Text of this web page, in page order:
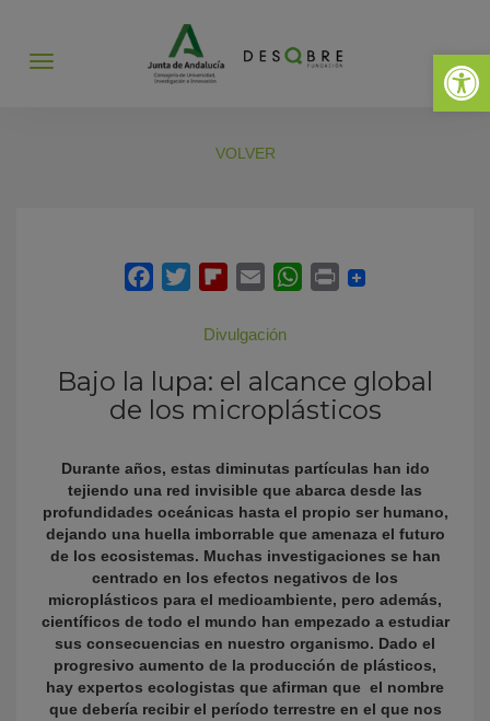
Abrir
Abrir
VOLVER
Divulgación
Bajo la lupa: el alcance global
de los microplásticos
Durante años, estas diminutas partículas han ido
tejiendo una red invisible que abarca desde las
profundidades oceánicas hasta el propio ser humano,
dejando una huella imborrable que amenaza el futuro
de los ecosistemas. Muchas investigaciones se han
centrado en los efectos negativos de los
microplásticos para el medioambiente, pero además,
científicos de todo el mundo han empezado a estudiar
sus consecuencias en nuestro organismo. Dado el
progresivo aumento de la producción de plásticos,
hay expertos ecologistas que afirman que el nombre
que debería recibir el período terrestre en el que nos